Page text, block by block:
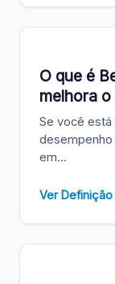
O que é
melhora
Se você está
em...
Ver